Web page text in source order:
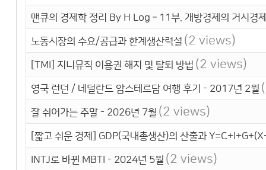
맨큐의 경제학 정리 By H Log – 11부. 개방경제의 거시경
노동시장의 수요/공급과 한계생산력설 (2 views)
[TMI] 지니뮤직 이용권 해지 및 탈퇴 방법 (2 views)
영국 런던 / 네덜란드 암스테르담 여행 후기 - 2017년 2월
잘 쉬어가는 주말 - 2026년 7월 (2 views)
[짧고 쉬운 경제] GDP(국내총생산)의 산출과
INTJ로 바뀐 MBTI - 2024년 5월 (2 views)